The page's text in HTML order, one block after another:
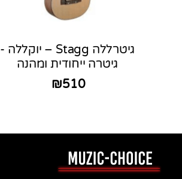
גיטרללה Stagg – יוקללה -
גיטרה ייחודית ומהנה
₪510